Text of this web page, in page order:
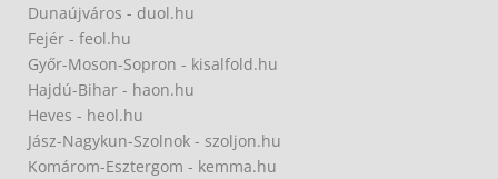
Dunaújváros - duol.hu
Fejér - feol.hu
Győr-Moson-Sopron - kisalfold.hu
Hajdú-Bihar - haon.hu
Heves - heol.hu
Jász-Nagykun-Szolnok - szoljon.hu
Komárom-Esztergom - kemma.hu